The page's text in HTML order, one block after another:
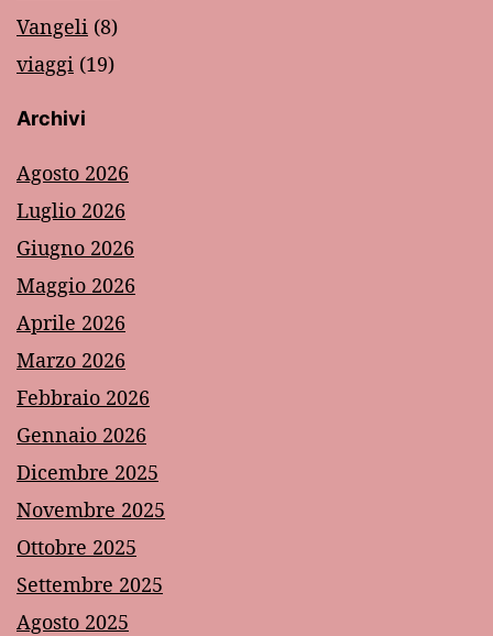
Vangeli (8)
viaggi (19)
Archivi
Agosto 2026
Luglio 2026
Giugno 2026
Maggio 2026
Aprile 2026
Marzo 2026
Febbraio 2026
Gennaio 2026
Dicembre 2025
Novembre 2025
Ottobre 2025
Settembre 2025
Agosto 2025